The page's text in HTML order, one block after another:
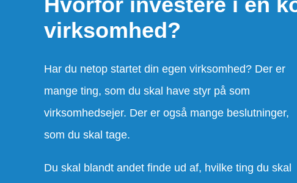
virksomhed?
Har du netop startet din egen virksomhed? Der er
mange ting, som du skal have styr på som
virksomhedsejer. Der er også mange beslutninger,
som du skal tage.
Du skal blandt andet finde ud af, hvilke ting du skal